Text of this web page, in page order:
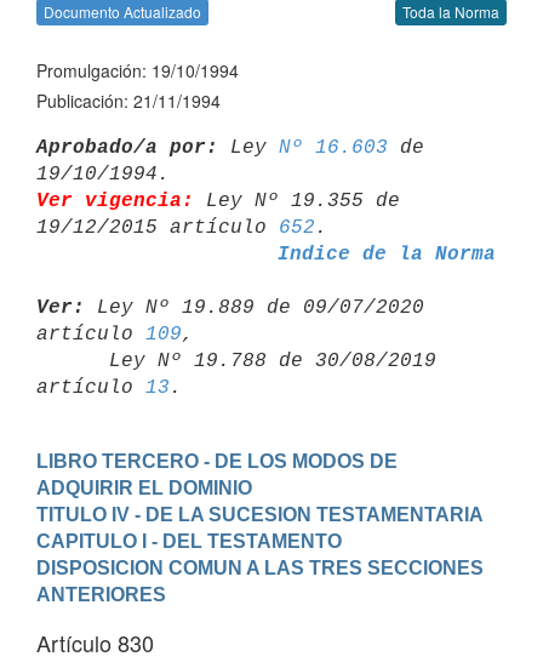
Documento Actualizado Toda la Norma
Promulgación: 19/10/1994
Publicación: 21/11/1994
Aprobado/a por: Ley Nº 16.603 de
Ver vigencia:
Ley Nº 19.355 de
19/12/2015 artículo 652
Indice de la Norma
Ver:
Ley Nº 19.889 de 09/07/2020
artículo 109,
artículo 13
LIBRO TERCERO - DE LOS MODOS DE
ADQUIRIR EL DOMINIO
TITULO IV - DE LA SUCESION TESTAMENTARIA
CAPITULO I - DEL TESTAMENTO
DISPOSICION COMUN A LAS TRES SECCIONES
ANTERIORES
Artículo 830